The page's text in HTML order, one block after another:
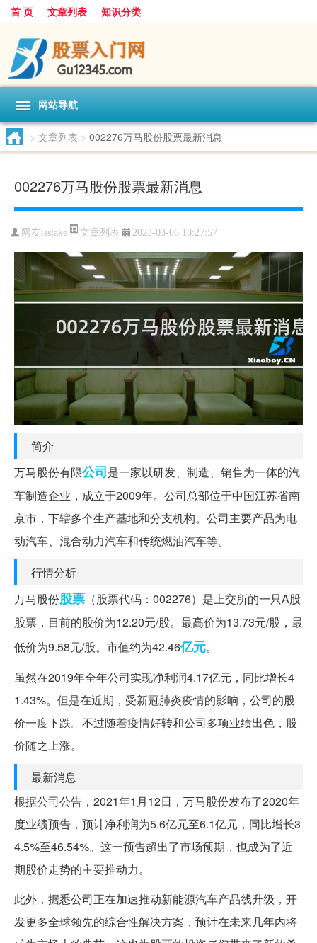
首 页 文章列表 知识分类
网站导航
> 文章列表 > 002276万马股份股票最新消息
002276万马股份股票最新消息
网友:sslake 文章列表 2023-03-06 18:27:57
简介
万马股份有限公司是一家以研发、制造、销售为一体的汽
车制造企业，成立于2009年。公司总部位于中国江苏省南
京市，下辖多个生产基地和分支机构。公司主要产品为电
动汽车、混合动力汽车和传统燃油汽车等。
行情分析
万马股份股票 （股票代码：002276）是上交所的一只A股
股票，目前的股价为12.20元/股。最高价为13.73元/股，最
低价为9.58元/股。市值约为42.46亿元。
虽然在2019年全年公司实现净利润4.17亿元，同比增长4
1.43%。但是在近期，受新冠肺炎疫情的影响，公司的股
价一度下跌。不过随着疫情好转和公司多项业绩出色，股
价随之上涨。
最新消息
根据公司公告，2021年1月12日，万马股份发布了2020年
度业绩预告，预计净利润为5.6亿元至6.1亿元，同比增长3
4.5%至46.54%。这一预告超出了市场预期，也成为了近
期股价走势的主要推动力。
此外，据悉公司正在加速推动新能源汽车产品线升级，开
发更多全球领先的综合性解决方案，预计在未来几年内将